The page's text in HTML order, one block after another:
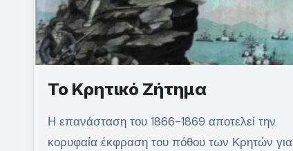
Το Κρητικό Ζήτημα
Η επανάσταση του 1866-1869 αποτελεί την
κορυφαία έκφραση του πόθου των Κρητών για